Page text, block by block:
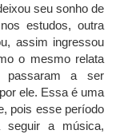
seu sonho de
estudos, outra
assim ingressou
o mesmo relata
passaram a ser
ele. Essa é uma
pois esse período
seguir a música,